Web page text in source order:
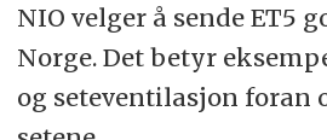
NIO velger å sende ET5
Norge. Det betyr
og seteventilasjon foran